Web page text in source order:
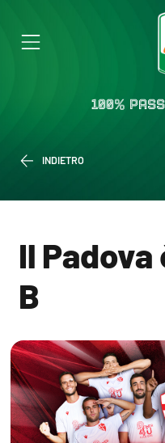
100%
INDIETRO
Il Padova
B